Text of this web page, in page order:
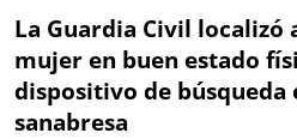
La Guardia Civil localizó
mujer en buen estado
dispositivo de búsqueda
sanabresa